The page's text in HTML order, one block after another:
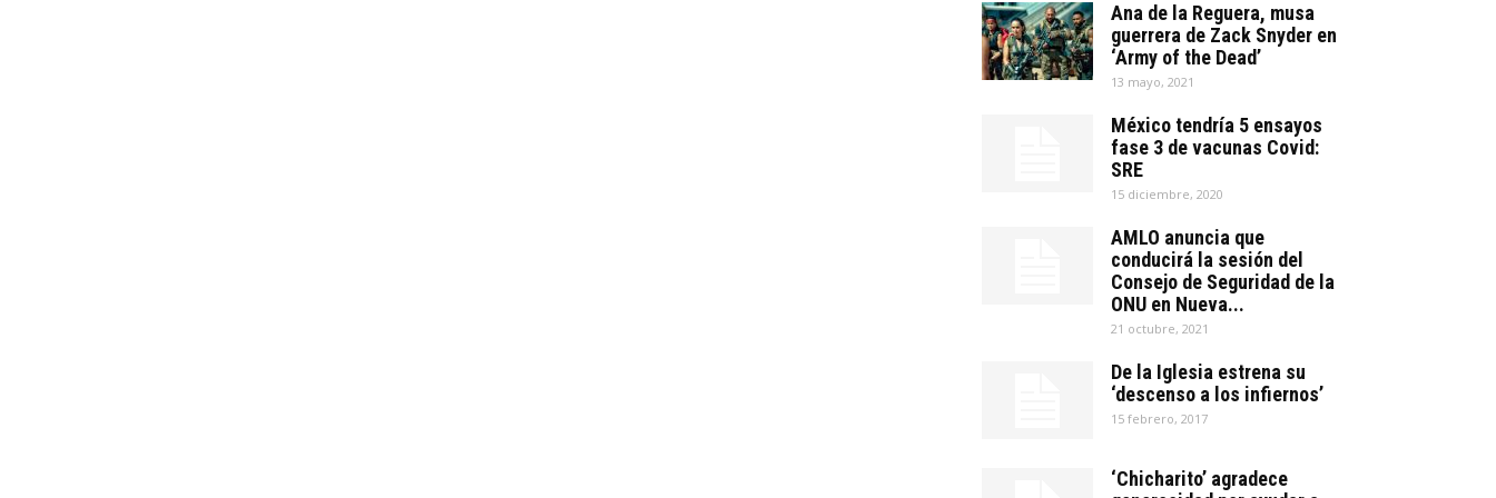
Ana de la Reguera, musa
guerrera de Zack Snyder en
‘Army of the Dead’
13 mayo, 2021
México tendría 5 ensayos
fase 3 de vacunas Covid:
SRE
15 diciembre, 2020
AMLO anuncia que
conducirá la sesión del
Consejo de Seguridad de la
ONU en Nueva...
21 octubre, 2021
De la Iglesia estrena su
‘descenso a los infiernos’
15 febrero, 2017
‘Chicharito’ agradece